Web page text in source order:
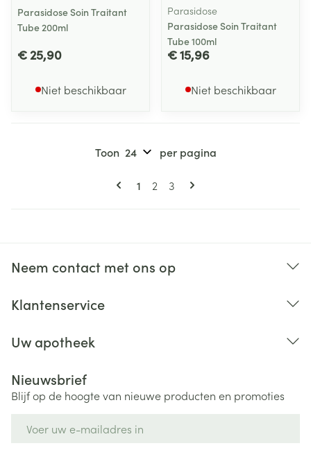
Parasidose Soin Traitant
Tube 200ml
€ 25,90
Niet beschikbaar
Parasidose
Parasidose Soin Traitant
Tube 100ml
€ 15,96
Niet beschikbaar
Pagina's
U lees momenteel pagina
1 Pagina
2 Pagina
3
Toon per pagina
Neem contact met ons op
Klantenservice
Uw apotheek
Nieuwsbrief
Blijf op de hoogte van nieuwe producten en promoties